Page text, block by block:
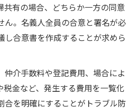
共有の場合、どちらか一方の同意
ん。名義人全員の合意と署名が必
し合意書を作成することが求めら
仲介手数料や登記費用、場合によ
税金など、発生する費用を一覧化
合を明確にすることがトラブル防